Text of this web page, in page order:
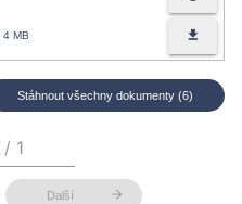
4 MB file_download
Stáhnout všechny dokumenty (6)
Další arrow_forward